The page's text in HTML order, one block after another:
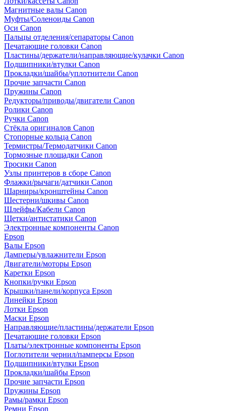
Магнитные валы Canon
Муфты/Соленоиды Canon
Оси Canon
Пальцы отделения/сепараторы Canon
Печатающие головки Canon
Пластины/держатели/направляющие/кулачки Canon
Подшипники/втулки Canon
Прокладки/шайбы/уплотнители Canon
Прочие запчасти Canon
Пружины Canon
Редукторы/приводы/двигатели Canon
Ролики Canon
Ручки Canon
Стёкла оригиналов Canon
Стопорные кольца Canon
Термистры/Термодатчики Canon
Тормозные площадки Canon
Тросики Canon
Узлы принтеров в сборе Canon
Флажки/рычаги/датчики Canon
Шарниры/кронштейны Canon
Шестерни/шкивы Canon
Шлейфы/Кабели Canon
Щетки/антистатики Canon
Электронные компоненты Canon
Epson
Валы Epson
Дамперы/увлажнители Epson
Двигатели/моторы Epson
Каретки Epson
Кнопки/ручки Epson
Крышки/панели/корпуса Epson
Линейки Epson
Лотки Epson
Маски Epson
Направляющие/пластины/держатели Epson
Печатающие головки Epson
Платы/электронные компоненты Epson
Поглотители чернил/памперсы Epson
Подшипники/втулки Epson
Прокладки/шайбы Epson
Прочие запчасти Epson
Пружины Epson
Рамы/рамки Epson
Ремни Epson